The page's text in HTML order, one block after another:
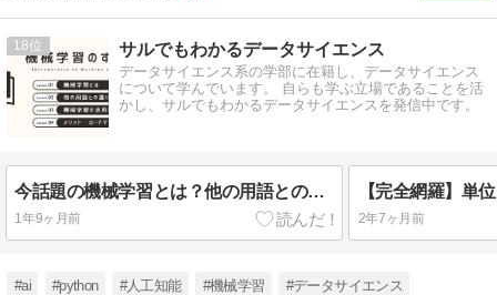
18 サルでもわかるデータサイエンス
データサイエンス系の学部に在籍し、データサイエンス
について学んでいます。 自らも学ぶ立場であることを活
かし、サルでもわかるデータサイエンスを発信中です。
今話題の機械学習とは？他の用語との違いや3つの学習方法を5分で理解！
1年9ヶ月前 2年7ヶ月前
#ai #python #人工知能 #機械学習 #データサイエンス